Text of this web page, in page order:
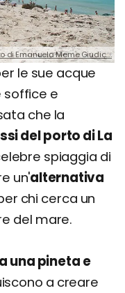
di Emanuela Meme Giudic….
le sue acque
soffice e
che la
del porto di La
spiaggia di
un'alternativa
chi cerca un
del mare.
una pineta e
a creare